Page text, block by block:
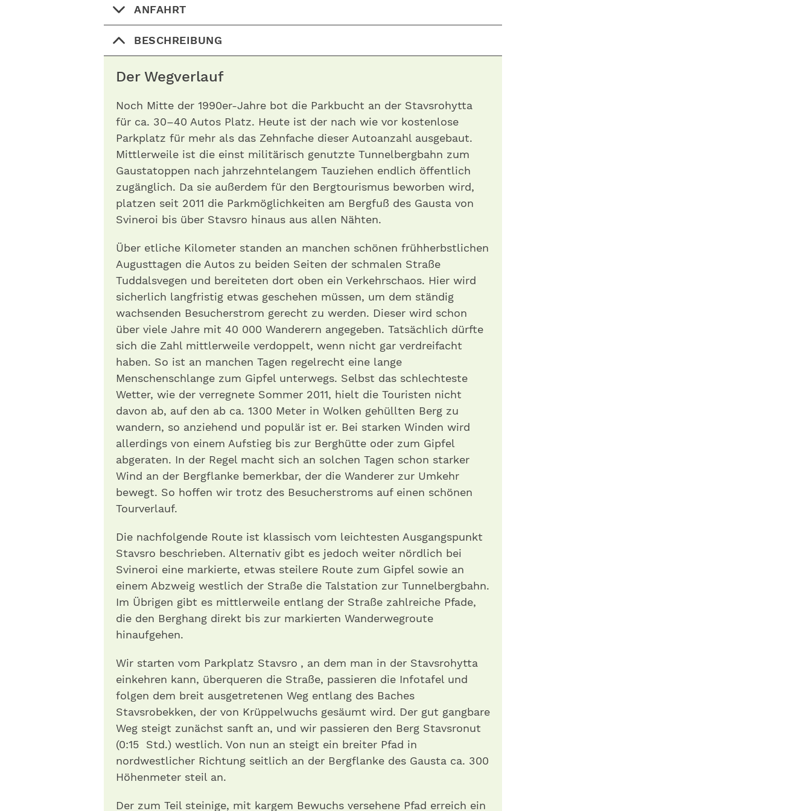
ANFAHRT
BESCHREIBUNG
Der Wegverlauf
Noch Mitte der 1990er-Jahre bot die Parkbucht an der Stavsrohytta
für ca. 30–40 Autos Platz. Heute ist der nach wie vor kostenlose
Parkplatz für mehr als das Zehnfache dieser Autoanzahl ausgebaut.
Mittlerweile ist die einst militärisch genutzte Tunnelbergbahn zum
Gaustatoppen nach jahrzehntelangem Tauziehen endlich öffentlich
zugänglich. Da sie außerdem für den Bergtourismus beworben wird,
platzen seit 2011 die Parkmöglichkeiten am Bergfuß des Gausta von
Svineroi bis über Stavsro hinaus aus allen Nähten.
Über etliche Kilometer standen an manchen schönen frühherbstlichen
Augusttagen die Autos zu beiden Seiten der schmalen Straße
Tuddalsvegen und bereiteten dort oben ein Verkehrschaos. Hier wird
sicherlich langfristig etwas geschehen müssen, um dem ständig
wachsenden Besucherstrom gerecht zu werden. Dieser wird schon
über viele Jahre mit 40 000 Wanderern angegeben. Tatsächlich dürfte
sich die Zahl mittlerweile verdoppelt, wenn nicht gar verdreifacht
haben. So ist an manchen Tagen regelrecht eine lange
Menschenschlange zum Gipfel unterwegs. Selbst das schlechteste
Wetter, wie der verregnete Sommer 2011, hielt die Touristen nicht
davon ab, auf den ab ca. 1300 Meter in Wolken gehüllten Berg zu
wandern, so anziehend und populär ist er. Bei starken Winden wird
allerdings von einem Aufstieg bis zur Berghütte oder zum Gipfel
abgeraten. In der Regel macht sich an solchen Tagen schon starker
Wind an der Bergflanke bemerkbar, der die Wanderer zur Umkehr
bewegt. So hoffen wir trotz des Besucherstroms auf einen schönen
Tourverlauf.
Die nachfolgende Route ist klassisch vom leichtesten Ausgangspunkt
Stavsro beschrieben. Alternativ gibt es jedoch weiter nördlich bei
Svineroi eine markierte, etwas steilere Route zum Gipfel sowie an
einem Abzweig westlich der Straße die Talstation zur Tunnelbergbahn.
Im Übrigen gibt es mittlerweile entlang der Straße zahlreiche Pfade,
die den Berghang direkt bis zur markierten Wanderwegroute
hinaufgehen.
Wir starten vom Parkplatz Stavsro , an dem man in der Stavsrohytta
einkehren kann, überqueren die Straße, passieren die Infotafel und
folgen dem breit ausgetretenen Weg entlang des Baches
Stavsrobekken, der von Krüppelwuchs gesäumt wird. Der gut gangbare
Weg steigt zunächst sanft an, und wir passieren den Berg Stavsronut
(0:15 Std.) westlich. Von nun an steigt ein breiter Pfad in
nordwestlicher Richtung seitlich an der Bergflanke des Gausta ca. 300
Höhenmeter steil an.
Der zum Teil steinige, mit kargem Bewuchs versehene Pfad erreich ein